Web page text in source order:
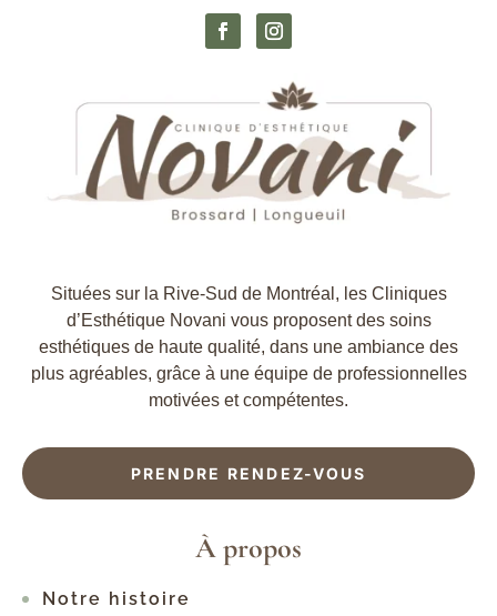
Situées sur la Rive-Sud de Montréal, les Cliniques
d’Esthétique Novani vous proposent des soins
esthétiques de haute qualité, dans une ambiance des
plus agréables, grâce à une équipe de professionnelles
motivées et compétentes.
PRENDRE RENDEZ-VOUS
À propos
Notre histoire